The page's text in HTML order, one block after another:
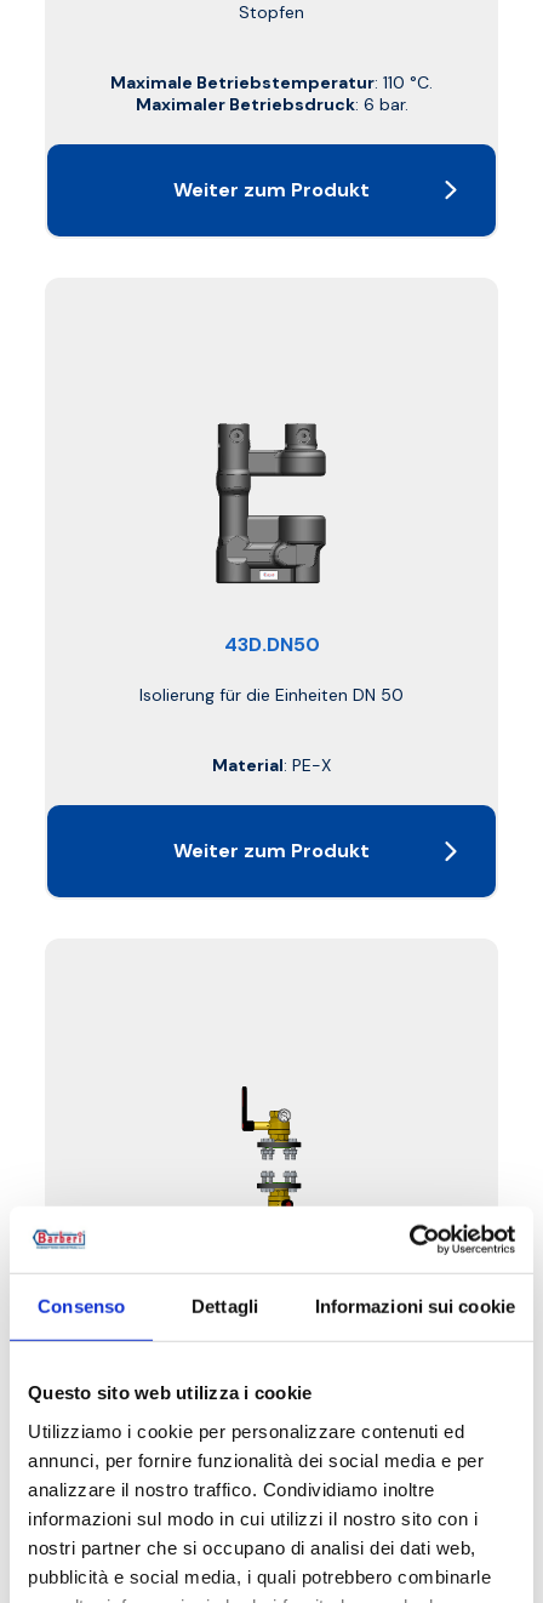
Consenso Dettagli Informazioni sui cookie
Questo sito web utilizza i cookie
Utilizziamo i cookie per personalizzare contenuti ed
annunci, per fornire funzionalità dei social media e per
analizzare il nostro traffico. Condividiamo inoltre
informazioni sul modo in cui utilizzi il nostro sito con i
nostri partner che si occupano di analisi dei dati web,
pubblicità e social media, i quali potrebbero combinarle
Stopfen
Maximale Betriebstemperatur: 110 °C.
Maximaler Betriebsdruck: 6 bar.
Weiter zum Produkt
43D.DN50
Isolierung für die Einheiten DN 50
Material: PE-X
Weiter zum Produkt
52D050.01
Maximale Betriebstemperatur
Maximaler Betriebsdruck: 10 bar
Weiter zum Produkt